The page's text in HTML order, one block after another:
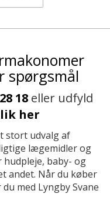
spørgsmål
18eller udfyld
her
stort udvalg af
lægemidler og
baby- og
andet. Når du køber
med Lyngby Svane